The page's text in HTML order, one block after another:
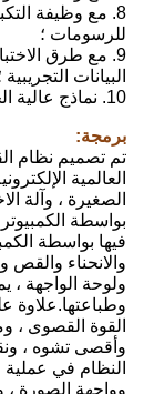
8. مع وظيفة
للرسومات ؛
9. مع طرق
البيانات التجريبية
10. نماذج عالية الجودة ودقيقة وموثوقة وبأسعار معقولة.
برمجة:
العالمية
الصغيرة ، وآلة
بواسطة
فيها بواسطة
والانحناء
ولوحة الواجهة ،
وطباعتها.علاوة
القوة القصوى ،
وأقصى تشوه ،
النظام في عملية
وواجهة الصورة ،